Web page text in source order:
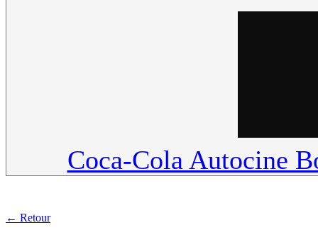
Coca-Cola Autocine
← Retour